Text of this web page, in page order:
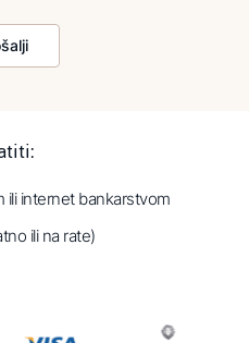
ili internet bankarstvom
ili na rate)